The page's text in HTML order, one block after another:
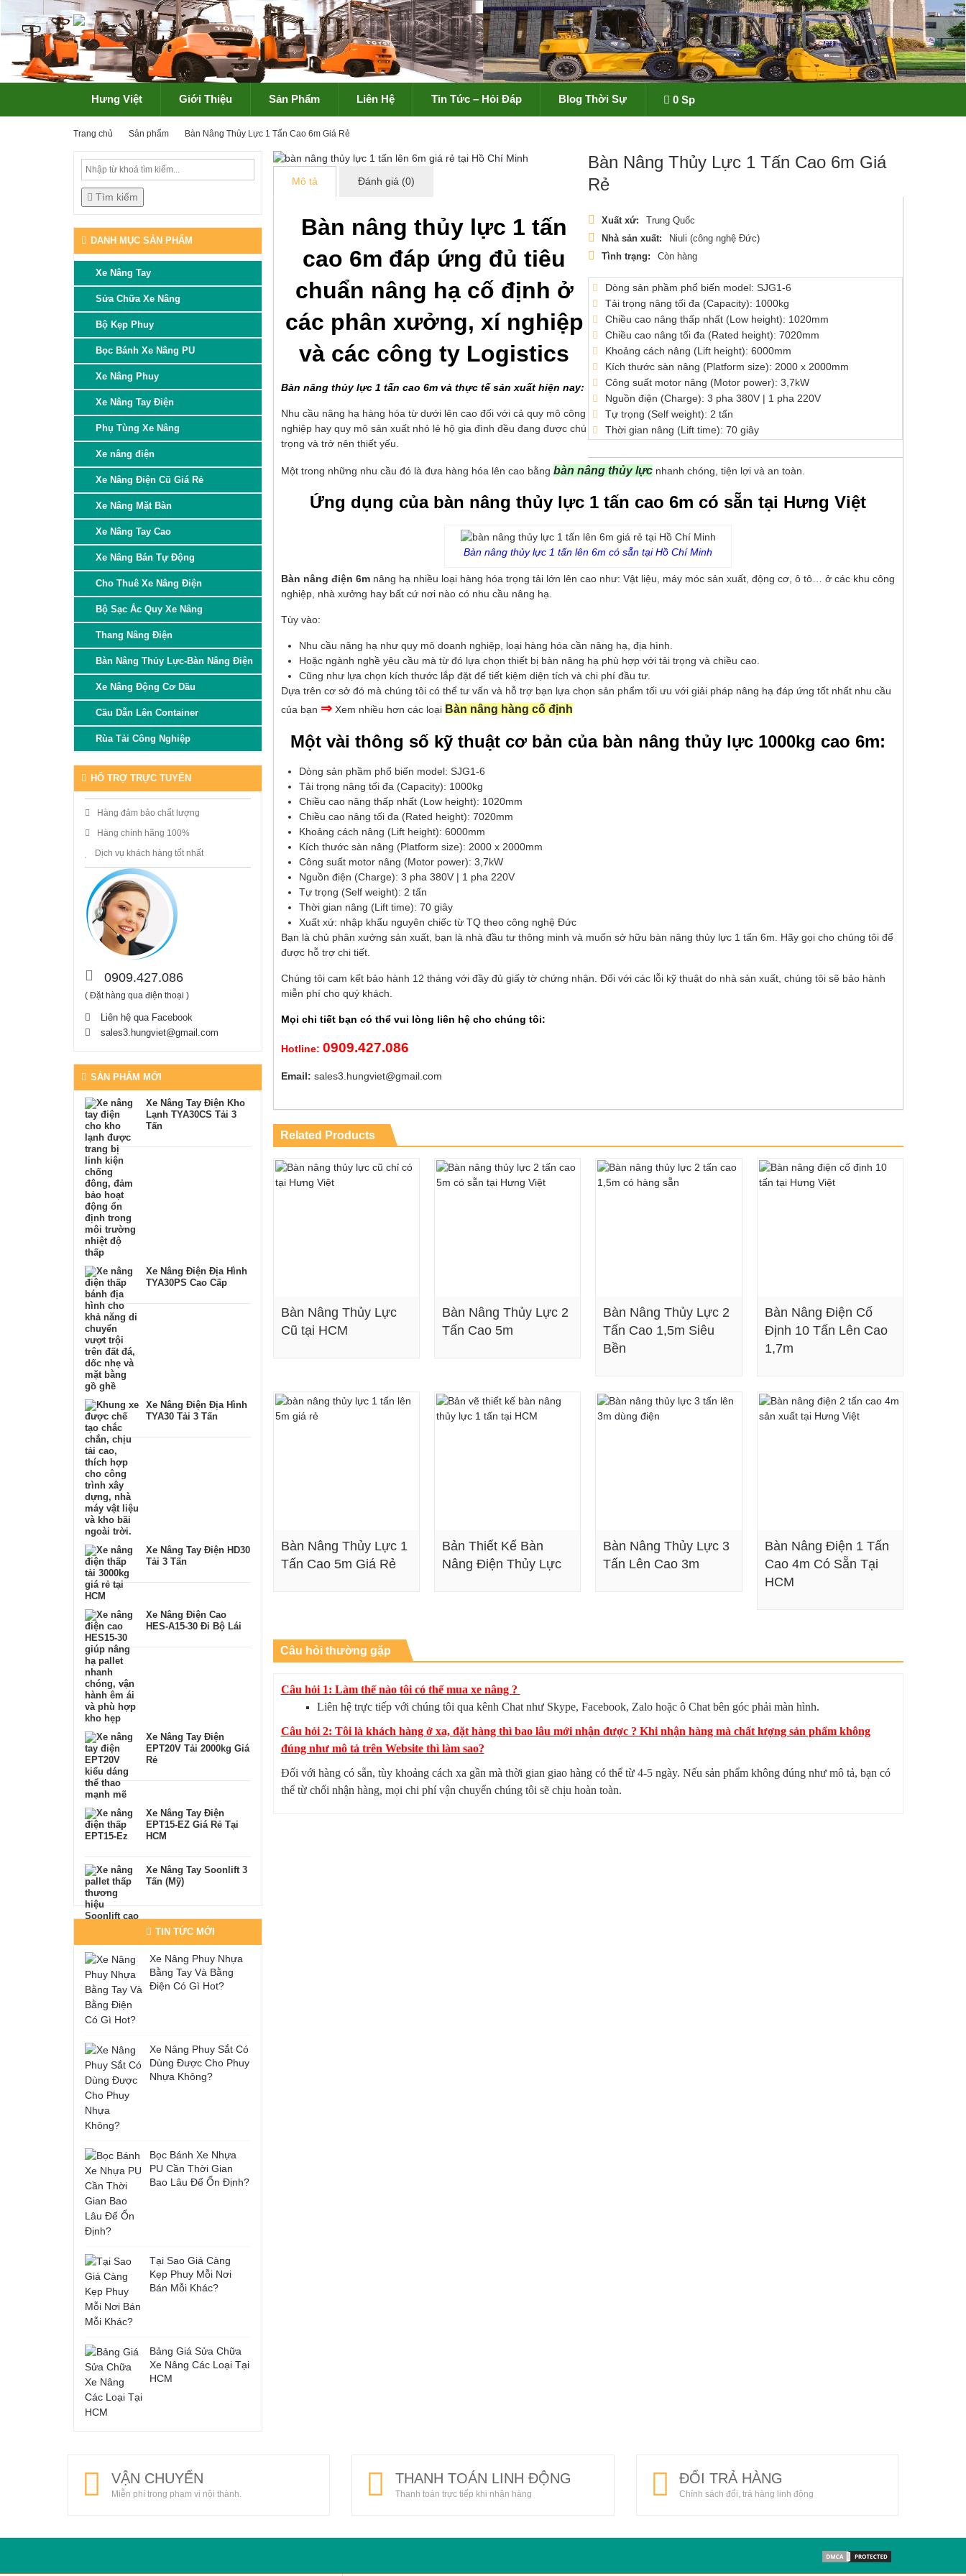
Hưng Việt Giới Thiệu Sản Phẩm Liên Hệ Tin Tức – Hỏi Đáp Blog Thời Sự 0 Sp
Trang chủ Sản phẩm Bàn Nâng Thủy Lực 1 Tấn Cao 6m Giá Rẻ
Bàn Nâng Thủy Lực 1 Tấn Cao 6m Giá
Rẻ
Xuất xứ:
Trung Quốc
Nhà sản xuất:
Niuli (công nghệ Đức)
Tình trạng:
Còn hàng
Dòng sản phầm phổ biến model: SJG1-6
Tải trọng nâng tối đa (Capacity): 1000kg
Chiều cao nâng thấp nhất (Low height): 1020mm
Chiều cao nâng tối đa (Rated height): 7020mm
Khoảng cách nâng (Lift height): 6000mm
Kích thước sàn nâng (Platform size): 2000 x 2000mm
Công suất motor nâng (Motor power): 3,7kW
Nguồn điện (Charge): 3 pha 380V | 1 pha 220V
Tự trọng (Self weight): 2 tấn
Thời gian nâng (Lift time): 70 giây
Mô tả Đánh giá (0)
Bàn nâng thủy lực 1 tấn
cao 6m đáp ứng đủ tiêu
chuẩn nâng hạ cố định ở
các phân xưởng, xí nghiệp
và các công ty Logistics
Bàn nâng thủy lực 1 tấn cao 6m và thực tế sản xuất hiện nay:
Nhu cầu nâng hạ hàng hóa từ dưới lên cao đối với cả quy mô công
nghiệp hay quy mô sản xuất nhỏ lẻ hộ gia đình đều đang được chú
trọng và trở nên thiết yếu.
Một trong những nhu cầu đó là đưa hàng hóa lên cao bằng bàn nâng thủy lựcnhanh chóng, tiện lợi và an toàn.
Ứng dụng của bàn nâng thủy lực 1 tấn cao 6m có sẵn tại Hưng Việt
Bàn nâng thủy lực 1 tấn lên 6m có sẵn tại Hồ Chí Minh
Bàn nâng điện 6mnâng hạ nhiều loại hàng hóa trọng tải lớn lên cao như: Vật liệu, máy móc sản xuất, động cơ, ô tô… ở các khu công
nghiệp, nhà xưởng hay bất cứ nơi nào có nhu cầu nâng hạ.
Tùy vào:
Nhu cầu nâng hạ như quy mô doanh nghiệp, loại hàng hóa cần nâng hạ, địa hình.
Hoặc ngành nghề yêu cầu mà từ đó lựa chọn thiết bị bàn nâng hạ phù hợp với tải trọng và chiều cao.
Cũng như lựa chọn kích thước lắp đặt để tiết kiệm diện tích và chi phí đầu tư.
Dựa trên cơ sở đó mà chúng tôi có thể tư vấn và hỗ trợ bạn lựa chọn sản phẩm tối ưu với giải pháp nâng hạ đáp ứng tốt nhất nhu cầu
của bạn ⇒Xem nhiều hơn các loại Bàn nâng hàng cố định
Một vài thông số kỹ thuật cơ bản của bàn nâng thủy lực 1000kg cao 6m:
Dòng sản phầm phổ biến model: SJG1-6
Tải trọng nâng tối đa (Capacity): 1000kg
Chiều cao nâng thấp nhất (Low height): 1020mm
Chiều cao nâng tối đa (Rated height): 7020mm
Khoảng cách nâng (Lift height): 6000mm
Kích thước sàn nâng (Platform size): 2000 x 2000mm
Công suất motor nâng (Motor power): 3,7kW
Nguồn điện (Charge): 3 pha 380V | 1 pha 220V
Tự trọng (Self weight): 2 tấn
Thời gian nâng (Lift time): 70 giây
Xuất xứ: nhập khẩu nguyên chiếc từ TQ theo công nghệ Đức
Bạn là chủ phân xưởng sản xuất, bạn là nhà đầu tư thông minh và muốn sở hữu bàn nâng thủy lực 1 tấn 6m. Hãy gọi cho chúng tôi để
được hỗ trợ chi tiết.
Chúng tôi cam kết bảo hành 12 tháng với đầy đủ giấy tờ chứng nhận. Đối với các lỗi kỹ thuật do nhà sản xuất, chúng tôi sẽ bảo hành
miễn phí cho quý khách.
Mọi chi tiết bạn có thể vui lòng liên hệ cho chúng tôi:
Hotline: 0909.427.086
Email: sales3.hungviet@gmail.com
Related Products
Bàn Nâng Thủy Lực
Cũ tại HCM
Bàn Nâng Thủy Lực 2
Tấn Cao 5m
Bàn Nâng Thủy Lực 2
Tấn Cao 1,5m Siêu
Bền
Bàn Nâng Điện Cố
Định 10 Tấn Lên Cao
1,7m
Bàn Nâng Thủy Lực 1
Tấn Cao 5m Giá Rẻ
Bản Thiết Kế Bàn
Nâng Điện Thủy Lực
Bàn Nâng Thủy Lực 3
Tấn Lên Cao 3m
Bàn Nâng Điện 1 Tấn
Cao 4m Có Sẵn Tại
HCM
Câu hỏi thường gặp
Câu hỏi 1: Làm thế nào tôi có thể mua xe nâng ?
Liên hệ trực tiếp với chúng tôi qua kênh Chat như Skype, Facebook, Zalo hoặc ô Chat bên góc phải màn hình.
Câu hỏi 2: Tôi là khách hàng ở xa, đặt hàng thì bao lâu mới nhận được ? Khi nhận hàng mà chất lượng sản phẩm không
đúng như mô tả trên Website thì làm sao?
Đối với hàng có sẵn, tùy khoảng cách xa gần mà thời gian giao hàng có thể từ 4-5 ngày. Nếu sản phẩm không đúng như mô tả, bạn có
thể từ chối nhận hàng, mọi chi phí vận chuyển chúng tôi sẽ chịu hoàn toàn.
Tìm kiếm
DANH MỤC SẢN PHẨM
Xe Nâng Tay
Sửa Chữa Xe Nâng
Bộ Kẹp Phuy
Bọc Bánh Xe Nâng PU
Xe Nâng Phuy
Xe Nâng Tay Điện
Phụ Tùng Xe Nâng
Xe nâng điện
Xe Nâng Điện Cũ Giá Rẻ
Xe Nâng Mặt Bàn
Xe Nâng Tay Cao
Xe Nâng Bán Tự Động
Cho Thuê Xe Nâng Điện
Bộ Sạc Ắc Quy Xe Nâng
Thang Nâng Điện
Bàn Nâng Thủy Lực-Bàn Nâng Điện
Xe Nâng Động Cơ Dầu
Cầu Dẫn Lên Container
Rùa Tải Công Nghiệp
HỔ TRỢ TRỰC TUYẾN
Hàng đảm bảo chất lượng
Hàng chính hãng 100%
Dịch vụ khách hàng tốt nhất
0909.427.086
( Đặt hàng qua điện thoại )
Liên hệ qua Facebook
sales3.hungviet@gmail.com
SẢN PHẨM MỚI
Xe Nâng Tay Điện Kho
Lạnh TYA30CS Tải 3
Tấn
Xe Nâng Điện Địa Hình
TYA30PS Cao Cấp
Xe Nâng Điện Địa Hình
TYA30 Tải 3 Tấn
Xe Nâng Tay Điện HD30
Tải 3 Tấn
Xe Nâng Điện Cao
HES-A15-30 Đi Bộ Lái
Xe Nâng Tay Điện
EPT20V Tải 2000kg Giá
Rẻ
Xe Nâng Tay Điện
EPT15-EZ Giá Rẻ Tại
HCM
Xe Nâng Tay Soonlift 3
Tấn (Mỹ)
TIN TỨC MỚI
Xe Nâng Phuy Nhựa
Bằng Tay Và Bằng
Điện Có Gì Hot?
Xe Nâng Phuy Sắt Có
Dùng Được Cho Phuy
Nhựa Không?
Bọc Bánh Xe Nhựa
PU Cần Thời Gian
Bao Lâu Để Ổn Định?
Tại Sao Giá Càng
Kẹp Phuy Mỗi Nơi
Bán Mỗi Khác?
Bảng Giá Sửa Chữa
Xe Nâng Các Loại Tại
HCM
VẬN CHUYỂN
Miễn phí trong phạm vi nội thành.
THANH TOÁN LINH ĐỘNG
Thanh toán trực tiếp khi nhận hàng
ĐỔI TRẢ HÀNG
Chính sách đổi, trả hàng linh động